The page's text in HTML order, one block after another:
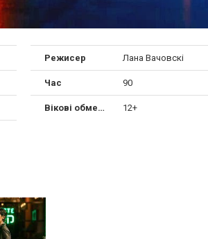
Режисер Лана Вачовскі
Час 90
Вікові обмеження 12+